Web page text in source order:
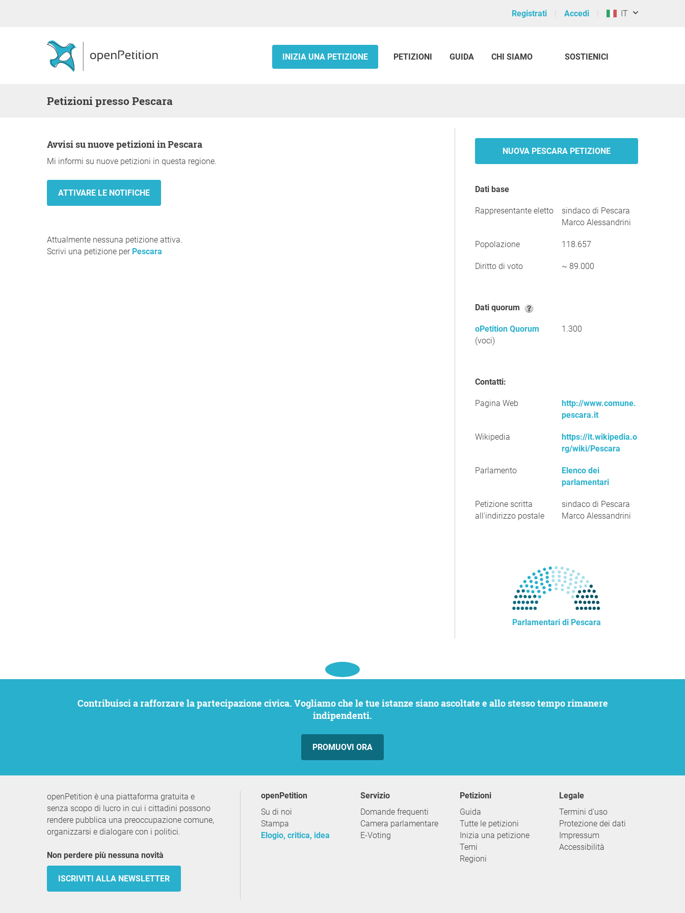
Registrati Accedi IT
INIZIA UNA PETIZIONE PETIZIONI GUIDA CHI SIAMO SOSTIENICI
Petizioni presso Pescara
Avvisi su nuove petizioni in Pescara
Mi informi su nuove petizioni in questa regione.
Attualmente nessuna petizione attiva.
Scrivi una petizione per Pescara
NUOVA PESCARA PETIZIONE
Dati base
Rappresentante eletto
sindaco di Pescara
Marco Alessandrini
Popolazione 118.657
Diritto di voto ~ 89.000
Dati quorum
oPetition Quorum
(voci)
1.300
Contatti:
Pagina Web
http://www.comune.
pescara.it
Wikipedia
https://it.wikipedia.o
rg/wiki/Pescara
Parlamento
Elenco dei
parlamentari
Petizione scritta
all'indirizzo postale
sindaco di Pescara
Marco Alessandrini
Parlamentari di Pescara
Contribuisci a rafforzare la partecipazione civica. Vogliamo che le tue istanze siano ascoltate e allo stesso tempo rimanere
indipendenti.
PROMUOVI ORA
openPetition è una piattaforma gratuita e
senza scopo di lucro in cui i cittadini possono
rendere pubblica una preoccupazione comune,
organizzarsi e dialogare con i politici.
Non perdere più nessuna novità
ISCRIVITI ALLA NEWSLETTER
openPetition
Su di noi
Stampa
Elogio, critica, idea
servizio
Domande frequenti
Camera parlamentare
E-Voting
Petizioni
Guida
Tutte le petizioni
Inizia una petizione
Temi
Regioni
Legale
Termini d'uso
Protezione dei dati
Impressum
Accessibilità